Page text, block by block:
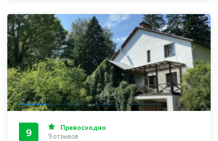
9 Превосходно
9 отзывов